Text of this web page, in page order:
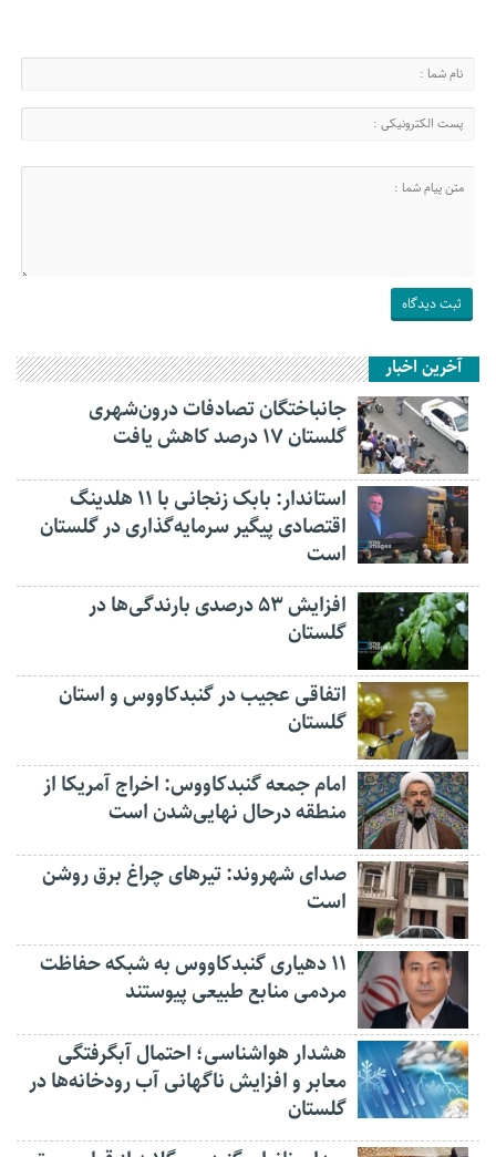
آخرین اخبار
جانباختگان تصادفات درون‌شهری
گلستان ۱۷ درصد کاهش یافت
استاندار: بابک زنجانی با ۱۱ هلدینگ
اقتصادی پیگیر سرمایه‌گذاری در گلستان
است
افزایش ۵۳ درصدی بارندگی‌ها در
گلستان
اتفاقی عجیب در‌ گنبدکاووس و استان
گلستان
امام جمعه گنبدکاووس: اخراج آمریکا از
منطقه درحال نهایی‌شدن است
صدای شهروند: تیرهای چراغ برق روشن
است
۱۱ دهیاری گنبدکاووس به شبکه حفاظت
مردمی منابع طبیعی پیوستند
هشدار هواشناسی؛ احتمال آبگرفتگی
معابر و افزایش ناگهانی آب رودخانه‌ها در
گلستان